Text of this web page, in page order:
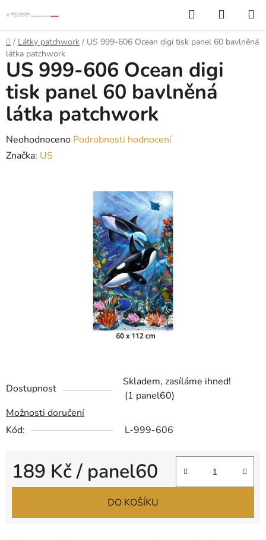
na
obsah
Hledat
KOŠÍK
Domů
/ Látky patchwork / US 999-606 Ocean digi tisk panel 60 bavlněná
látka patchwork
Dostupnost
Skladem, zasíláme ihned!
(1 panel60)
Možnosti doručení
Kód:
L-999-606
189 Kč/ panel60
Měrná cena:
DO KOŠÍKU
US 999-606 Ocean digi
tisk panel 60 bavlněná
látka patchwork
Průměrné
hodnocení
Neohodnoceno Podrobnosti hodnocení
Značka: US